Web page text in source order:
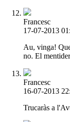
Francesc
17-07-2013
Au, vinga!
no. El
Francesc
16-07-2013
Trucaràs a